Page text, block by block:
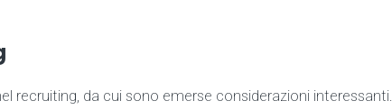
recruiting, da cui sono emerse considerazioni interessanti.